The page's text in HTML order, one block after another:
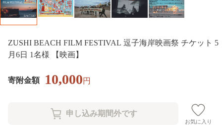
ZUSHI BEACH FILM FESTIVAL 逗子海岸映画祭 チケット 5
月6日 1名様 【映画】
寄附金額 10,000円
お気に入り